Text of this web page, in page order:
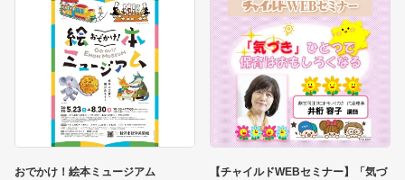
おでかけ！絵本ミュージアム
【チャイルドWEBセミナー】「気づ